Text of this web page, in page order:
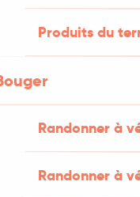
Produits du
Randonner à
Randonner à
invitant à des
étonnantes !
de montgolfières
dans le site
écouter un opéra
Céré ou encore
pendant Lot of
mettre à l’aise en